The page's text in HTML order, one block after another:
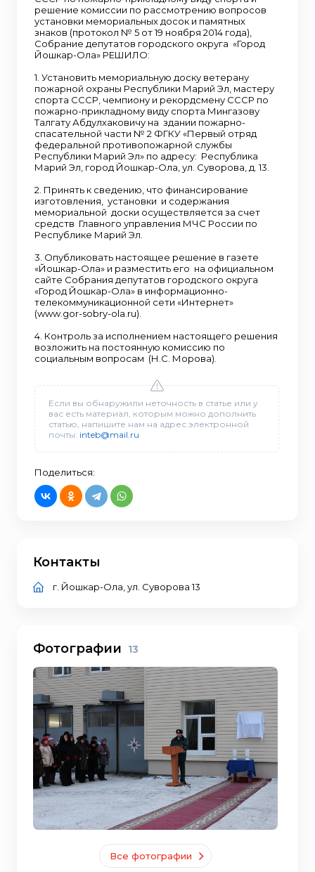
решение комиссии по рассмотрению вопросов
установки мемориальных досок и памятных
знаков (протокол № 5 от 19 ноября 2014 года),
Собрание депутатов городского округа «Город
Йошкар-Ола» РЕШИЛО:
1. Установить мемориальную доску ветерану
пожарной охраны Республики Марий Эл, мастеру
спорта СССР, чемпиону и рекордсмену СССР по
пожарно-прикладному виду спорта Мингазову
Талгату Абдулхаковичу на здании пожарно-
спасательной части № 2 ФГКУ «Первый отряд
федеральной противопожарной службы
Республики Марий Эл» по адресу: Республика
Марий Эл, город Йошкар-Ола, ул. Суворова, д. 13.
2. Принять к сведению, что финансирование
изготовления, установки и содержания
мемориальной доски осуществляется за счет
средств Главного управления МЧС России по
Республике Марий Эл.
3. Опубликовать настоящее решение в газете
«Йошкар-Ола» и разместить его на официальном
сайте Собрания депутатов городского округа
«Город Йошкар-Ола» в информационно-
телекоммуникационной сети «Интернет»
(www.gor-sobry-ola.ru).
4. Контроль за исполнением настоящего решения
возложить на постоянную комиссию по
социальным вопросам (Н.С. Морова).
Если вы обнаружили неточность в статье или у
вас есть материал, которым можно дополнить
статью, напишите нам на адрес электронной
почты: inteb@mail.ru
Поделиться:
Контакты
г. Йошкар-Ола, ул. Суворова 13
Фотографии 13
Все фотографии